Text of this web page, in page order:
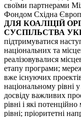
своїми партнерами
Фондом Східна
ДЛЯ КОАЛІЦІЙ
СУСПІЛЬСТВА
підтримуватися
національних та
реалізовувалися
етапу програми;
вже існуючих
національному рівні
досвіду важливих
рівні і які
рівні; пріоритетні